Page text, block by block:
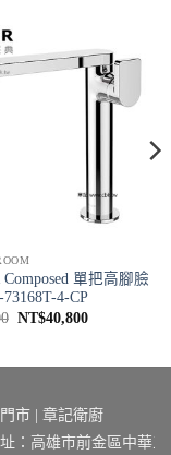
單把高腳臉
4-CP
原
NT$40,800目
市 | 章記衛廚
：高雄市前金區中華三